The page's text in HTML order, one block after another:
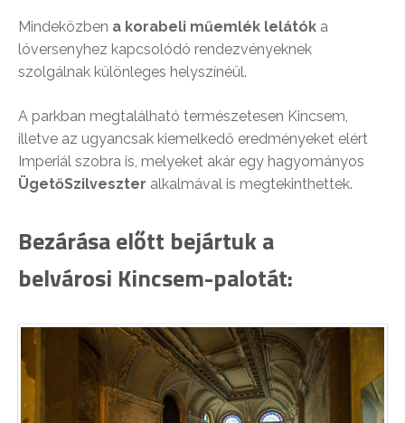
Mindeközben a korabeli műemlék lelátók a
lóversenyhez kapcsolódó rendezvényeknek
szolgálnak különleges helyszínéül.
A parkban megtalálható természetesen Kincsem,
illetve az ugyancsak kiemelkedő eredményeket elért
Imperiál szobra is, melyeket akár egy hagyományos
ÜgetőSzilveszter alkalmával is megtekinthettek.
Bezárása előtt bejártuk a
belvárosi Kincsem-palotát: